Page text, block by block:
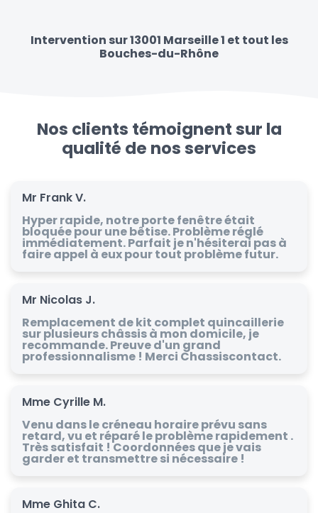
Intervention sur 13001 Marseille 1 et tout les
Bouches-du-Rhône
Nos clients témoignent sur la
qualité de nos services
Mr Frank V.
Hyper rapide, notre porte fenêtre était
bloquée pour une bêtise. Problème réglé
immédiatement. Parfait je n'hésiterai pas à
faire appel à eux pour tout problème futur.
Mr Nicolas J.
Remplacement de kit complet quincaillerie
sur plusieurs châssis à mon domicile, je
recommande. Preuve d'un grand
professionnalisme ! Merci Chassiscontact.
Mme Cyrille M.
Venu dans le créneau horaire prévu sans
retard, vu et réparé le problème rapidement .
Très satisfait ! Coordonnées que je vais
garder et transmettre si nécessaire !
Mme Ghita C.